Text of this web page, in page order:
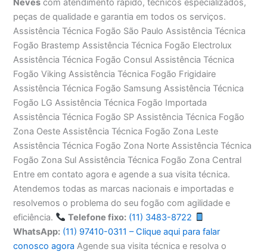
Neves com atendimento rápido, técnicos especializados,
peças de qualidade e garantia em todos os serviços.
Assistência Técnica Fogão São Paulo Assistência Técnica
Fogão Brastemp Assistência Técnica Fogão Electrolux
Assistência Técnica Fogão Consul Assistência Técnica
Fogão Viking Assistência Técnica Fogão Frigidaire
Assistência Técnica Fogão Samsung Assistência Técnica
Fogão LG Assistência Técnica Fogão Importada
Assistência Técnica Fogão SP Assistência Técnica Fogão
Zona Oeste Assistência Técnica Fogão Zona Leste
Assistência Técnica Fogão Zona Norte Assistência Técnica
Fogão Zona Sul Assistência Técnica Fogão Zona Central
Entre em contato agora e agende a sua visita técnica.
Atendemos todas as marcas nacionais e importadas e
resolvemos o problema do seu fogão com agilidade e
eficiência.
Telefone fixo: (11) 3483-8722
WhatsApp: (11) 97410-0311 – Clique aqui para falar
conosco agora Agende sua visita técnica e resolva o